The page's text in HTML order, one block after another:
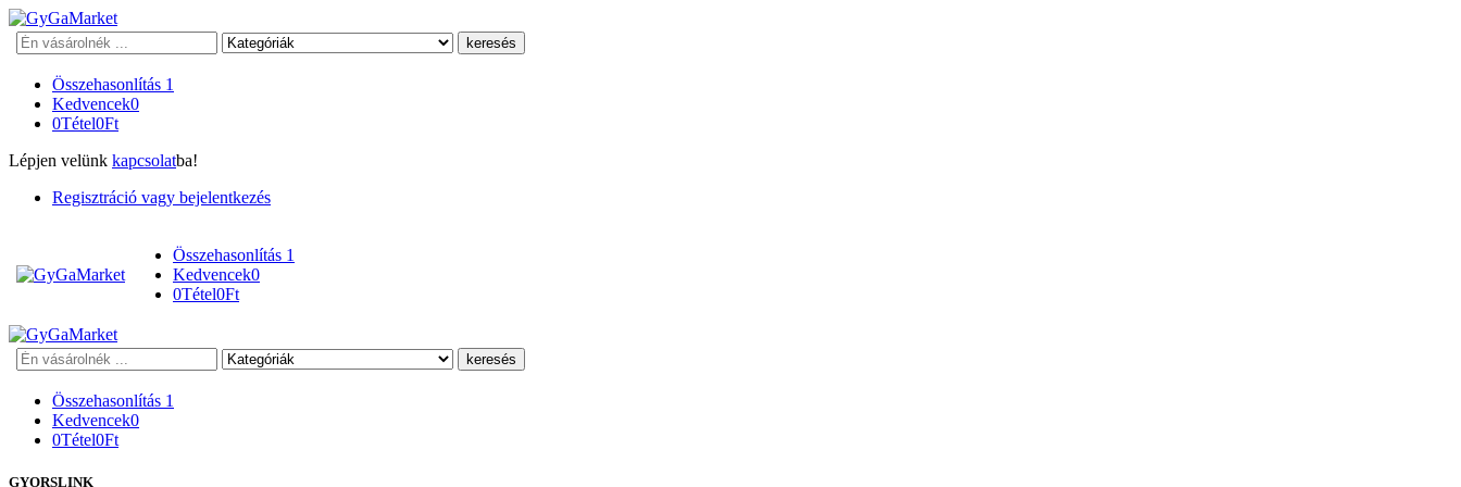
Keresés
Összehasonlítás 1
Kedvencek0
0Tétel0Ft
Lépjen velünk kapcsolatba!
Regisztráció vagy bejelentkezés
Összehasonlítás 1
Kedvencek0
0Tétel0Ft
Keresés
Összehasonlítás 1
Kedvencek0
0Tétel0Ft
GYORSLINK